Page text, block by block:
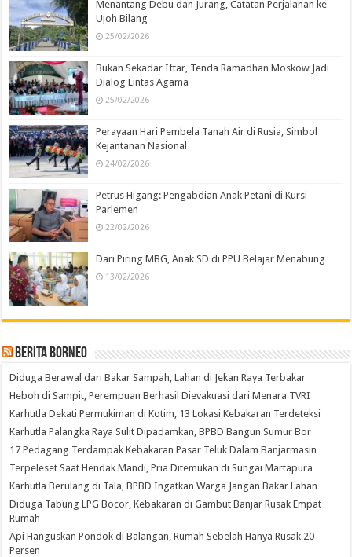
Menantang Debu dan Jurang, Catatan Perjalanan ke
Ujoh Bilang
25/02/2026
Bukan Sekadar Iftar, Tenda Ramadhan Moskow Jadi
Dialog Lintas Agama
25/02/2026
Perayaan Hari Pembela Tanah Air di Rusia, Simbol
Kejantanan Nasional
24/02/2026
Petrus Higang: Pengabdian Anak Petani di Kursi
Parlemen
22/02/2026
Dari Piring MBG, Anak SD di PPU Belajar Menabung
13/02/2026
Berita Borneo
Diduga Berawal dari Bakar Sampah, Lahan di Jekan Raya Terbakar
Heboh di Sampit, Perempuan Berhasil Dievakuasi dari Menara TVRI
Karhutla Dekati Permukiman di Kotim, 13 Lokasi Kebakaran Terdeteksi
Karhutla Palangka Raya Sulit Dipadamkan, BPBD Bangun Sumur Bor
17 Pedagang Terdampak Kebakaran Pasar Teluk Dalam Banjarmasin
Terpeleset Saat Hendak Mandi, Pria Ditemukan di Sungai Martapura
Karhutla Berulang di Tala, BPBD Ingatkan Warga Jangan Bakar Lahan
Diduga Tabung LPG Bocor, Kebakaran di Gambut Banjar Rusak Empat
Rumah
Api Hanguskan Pondok di Balangan, Rumah Sebelah Hanya Rusak 20
Persen